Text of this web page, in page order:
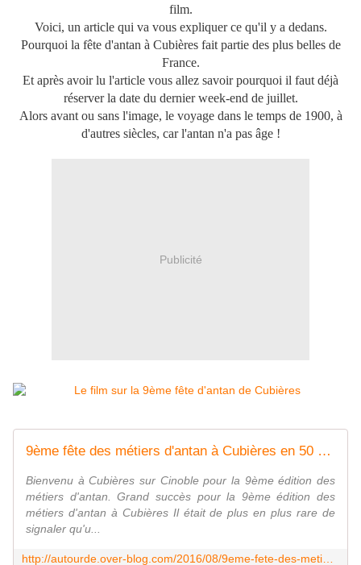
film.
Voici, un article qui va vous expliquer ce qu'il y a dedans.
Pourquoi la fête d'antan à Cubières fait partie des plus belles de
France.
Et après avoir lu l'article vous allez savoir pourquoi il faut déjà
réserver la date du dernier week-end de juillet.
Alors avant ou sans l'image, le voyage dans le temps de 1900, à
d'autres siècles, car l'antan n'a pas âge !
Publicité
9ème fête des métiers d'antan à Cubières en 50 photos - Autour de
Bienvenu à Cubières sur Cinoble pour la 9ème édition des
métiers d'antan. Grand succès pour la 9ème édition des
métiers d'antan à Cubières Il était de plus en plus rare de
signaler qu'u...